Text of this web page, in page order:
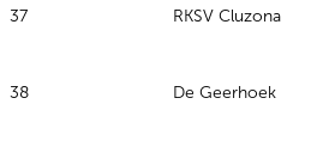
37 RKSV Cluzona
38 De Geerhoek